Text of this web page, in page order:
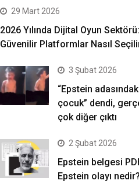
29 Mart 2026
2026 Yılında Dijital Oyun Sektörü:
Güvenilir Platformlar Nasıl
3 Şubat 2026
“Epstein
çocuk” dendi,
çok diğer çıktı
2 Şubat 2026
Epstein belgesi
Epstein olayı nedir?